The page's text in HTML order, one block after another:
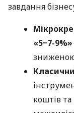
завдання
«5−7-9%»
зниженою
коштів та